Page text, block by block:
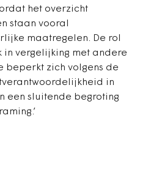
het overzicht
staan vooral
maatregelen. De rol
in vergelijking met andere
beperkt zich volgens de
in
een sluitende begroting